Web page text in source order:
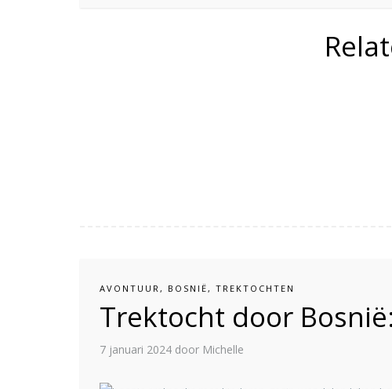
AVONTUUR, BOSNIË, TREKTOCHTEN
Trektocht door
7 januari 2024 door Michelle